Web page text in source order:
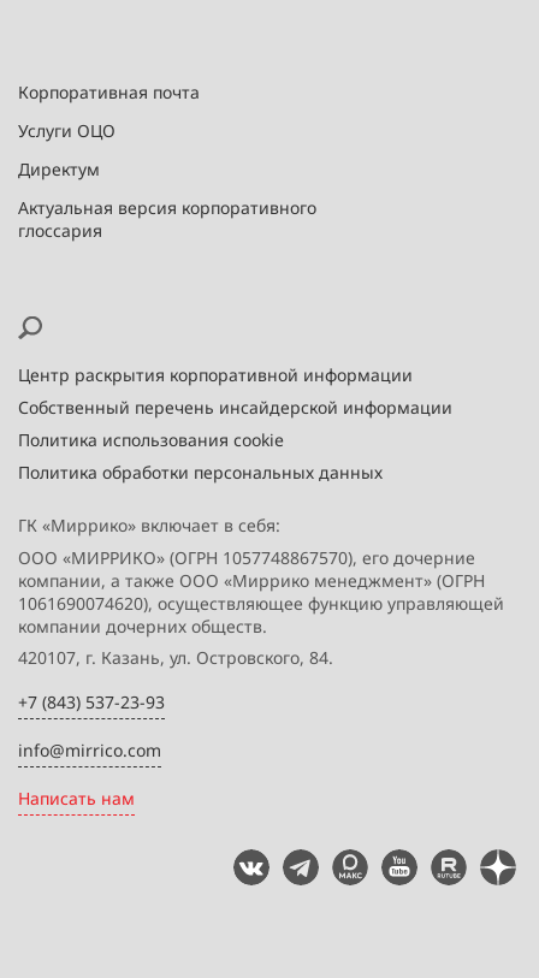
Корпоративная почта
Услуги ОЦО
Директум
Актуальная версия корпоративного
глоссария
Центр раскрытия корпоративной информации
Собственный перечень инсайдерской информации
Политика использования cookie
Политика обработки персональных данных
ГК «Миррико» включает в себя:
ООО «МИРРИКО» (ОГРН 1057748867570), его дочерние
компании, а также ООО «Миррико менеджмент» (ОГРН
1061690074620), осуществляющее функцию управляющей
компании дочерних обществ.
420107, г. Казань, ул. Островского, 84.
+7 (843) 537-23-93
info@mirrico.com
Написать нам